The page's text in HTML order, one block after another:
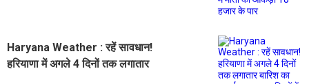
Haryana Weather : रहें सावधान!
हरियाणा में अगले 4 दिनों तक लगातार